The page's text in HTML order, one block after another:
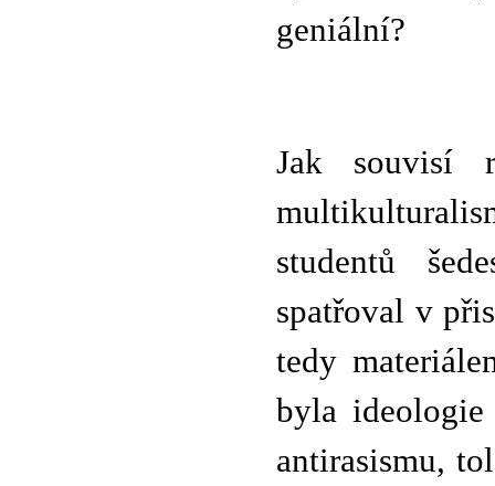
geniální?
Jak souvisí
studentů
spatřoval v
tedy
byla
antirasismu,